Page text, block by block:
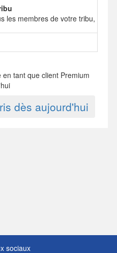
les membres de votre tribu, mais
tant que client Premium
dès aujourd'hui
sociaux